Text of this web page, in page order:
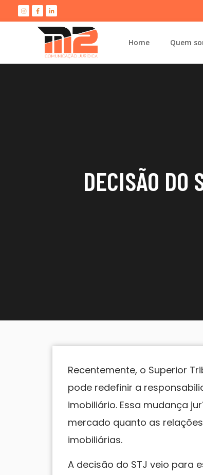
Home Quem
DECISÃO DO
Recentemente, o Superior
pode redefinir a
imobiliário. Essa mudança
mercado quanto as
imobiliárias.
A decisão do STJ veio para